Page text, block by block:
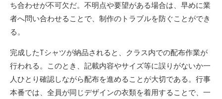
ち合わせが不可欠だ。不明点や要望がある場合は、早めに業
者へ問い合わせることで、制作のトラブルを防ぐことができ
る。
完成したTシャツが納品されると、クラス内での配布作業が
行われる。このとき、記載内容やサイズ等に誤りがないか一
人ひとり確認しながら配布を進めることが大切である。行事
本番では、全員が同じデザインの衣類を着用することで、一